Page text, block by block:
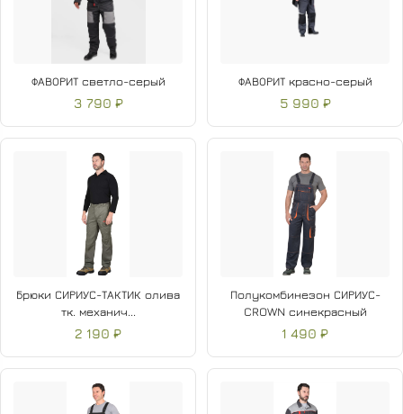
ФАВОРИТ светло-серый
3 790 ₽
ФАВОРИТ красно-серый
5 990 ₽
Брюки СИРИУС-ТАКТИК олива
тк. механич...
2 190 ₽
Полукомбинезон СИРИУС-
CROWN синекрасный
1 490 ₽